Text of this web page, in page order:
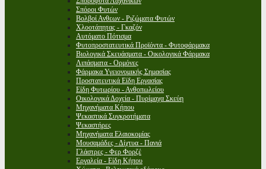
Σπόροι Φυτών
Βολβοί Ανθεων - Ριζώματα Φυτών
Χλοοτάπητας - Γκαζόν
Αυτόματο Πότισμα
Φυτοπροστατευτικά Προϊόντα - Φυτοφάρμακα
Βιολογικά Σκευάσματα - Οικολογικά Φάρμακα
Λιπάσματα - Ορμόνες
Φάρμακα Υγειονομικής Σημασίας
Προστατευτικά Είδη Εργασίας
Είδη Φυτωρίου - Ανθοπωλείου
Οικολογικά Δοχεία - Πυρίμαχα Σκεύη
Μηχανήματα Κήπου
Ψεκαστικά Συγκροτήματα
Ψεκαστήρες
Μηχανήματα Ελαιοκομίας
Μουσαμάδες - Δίχτυα - Πανιά
Γλάστρες - Φερ Φορζέ
Εργαλεία - Είδη Κήπου